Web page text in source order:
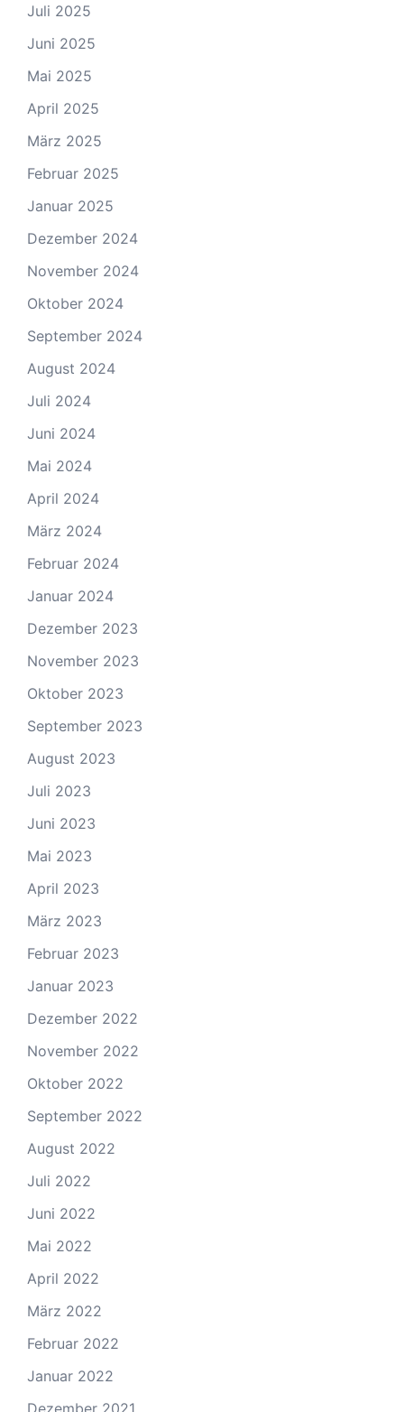
Juli 2025
Juni 2025
Mai 2025
April 2025
März 2025
Februar 2025
Januar 2025
Dezember 2024
November 2024
Oktober 2024
September 2024
August 2024
Juli 2024
Juni 2024
Mai 2024
April 2024
März 2024
Februar 2024
Januar 2024
Dezember 2023
November 2023
Oktober 2023
September 2023
August 2023
Juli 2023
Juni 2023
Mai 2023
April 2023
März 2023
Februar 2023
Januar 2023
Dezember 2022
November 2022
Oktober 2022
September 2022
August 2022
Juli 2022
Juni 2022
Mai 2022
April 2022
März 2022
Februar 2022
Januar 2022
Dezember 2021